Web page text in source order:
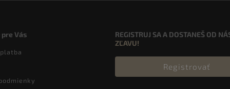
Vás REGISTRUJ SA A DOSTANEŠ OD
ZĽAVU!
Registrovať